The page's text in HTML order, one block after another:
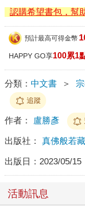
認購希望書包，幫
預計最高可得金幣
HAPPY GO享100累1
分類： 中文書 ＞
追蹤
作者： 盧勝彥
出版社： 真佛般若藏
出版日： 2023/05/15
活動訊息